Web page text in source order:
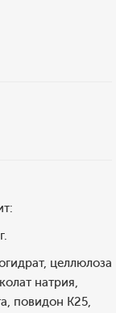
целлюлоза
натрия,
повидон К25,